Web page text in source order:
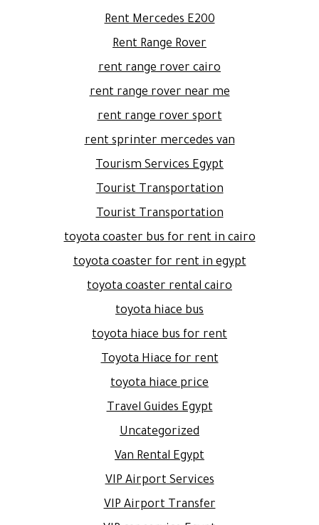
Rent Mercedes E200
Rent Range Rover
rent range rover cairo
rent range rover near me
rent range rover sport
rent sprinter mercedes van
Tourism Services Egypt
Tourist Transportation
Tourist Transportation
toyota coaster bus for rent in cairo
toyota coaster for rent in egypt
toyota coaster rental cairo
toyota hiace bus
toyota hiace bus for rent
Toyota Hiace for rent
toyota hiace price
Travel Guides Egypt
Uncategorized
Van Rental Egypt
VIP Airport Services
VIP Airport Transfer